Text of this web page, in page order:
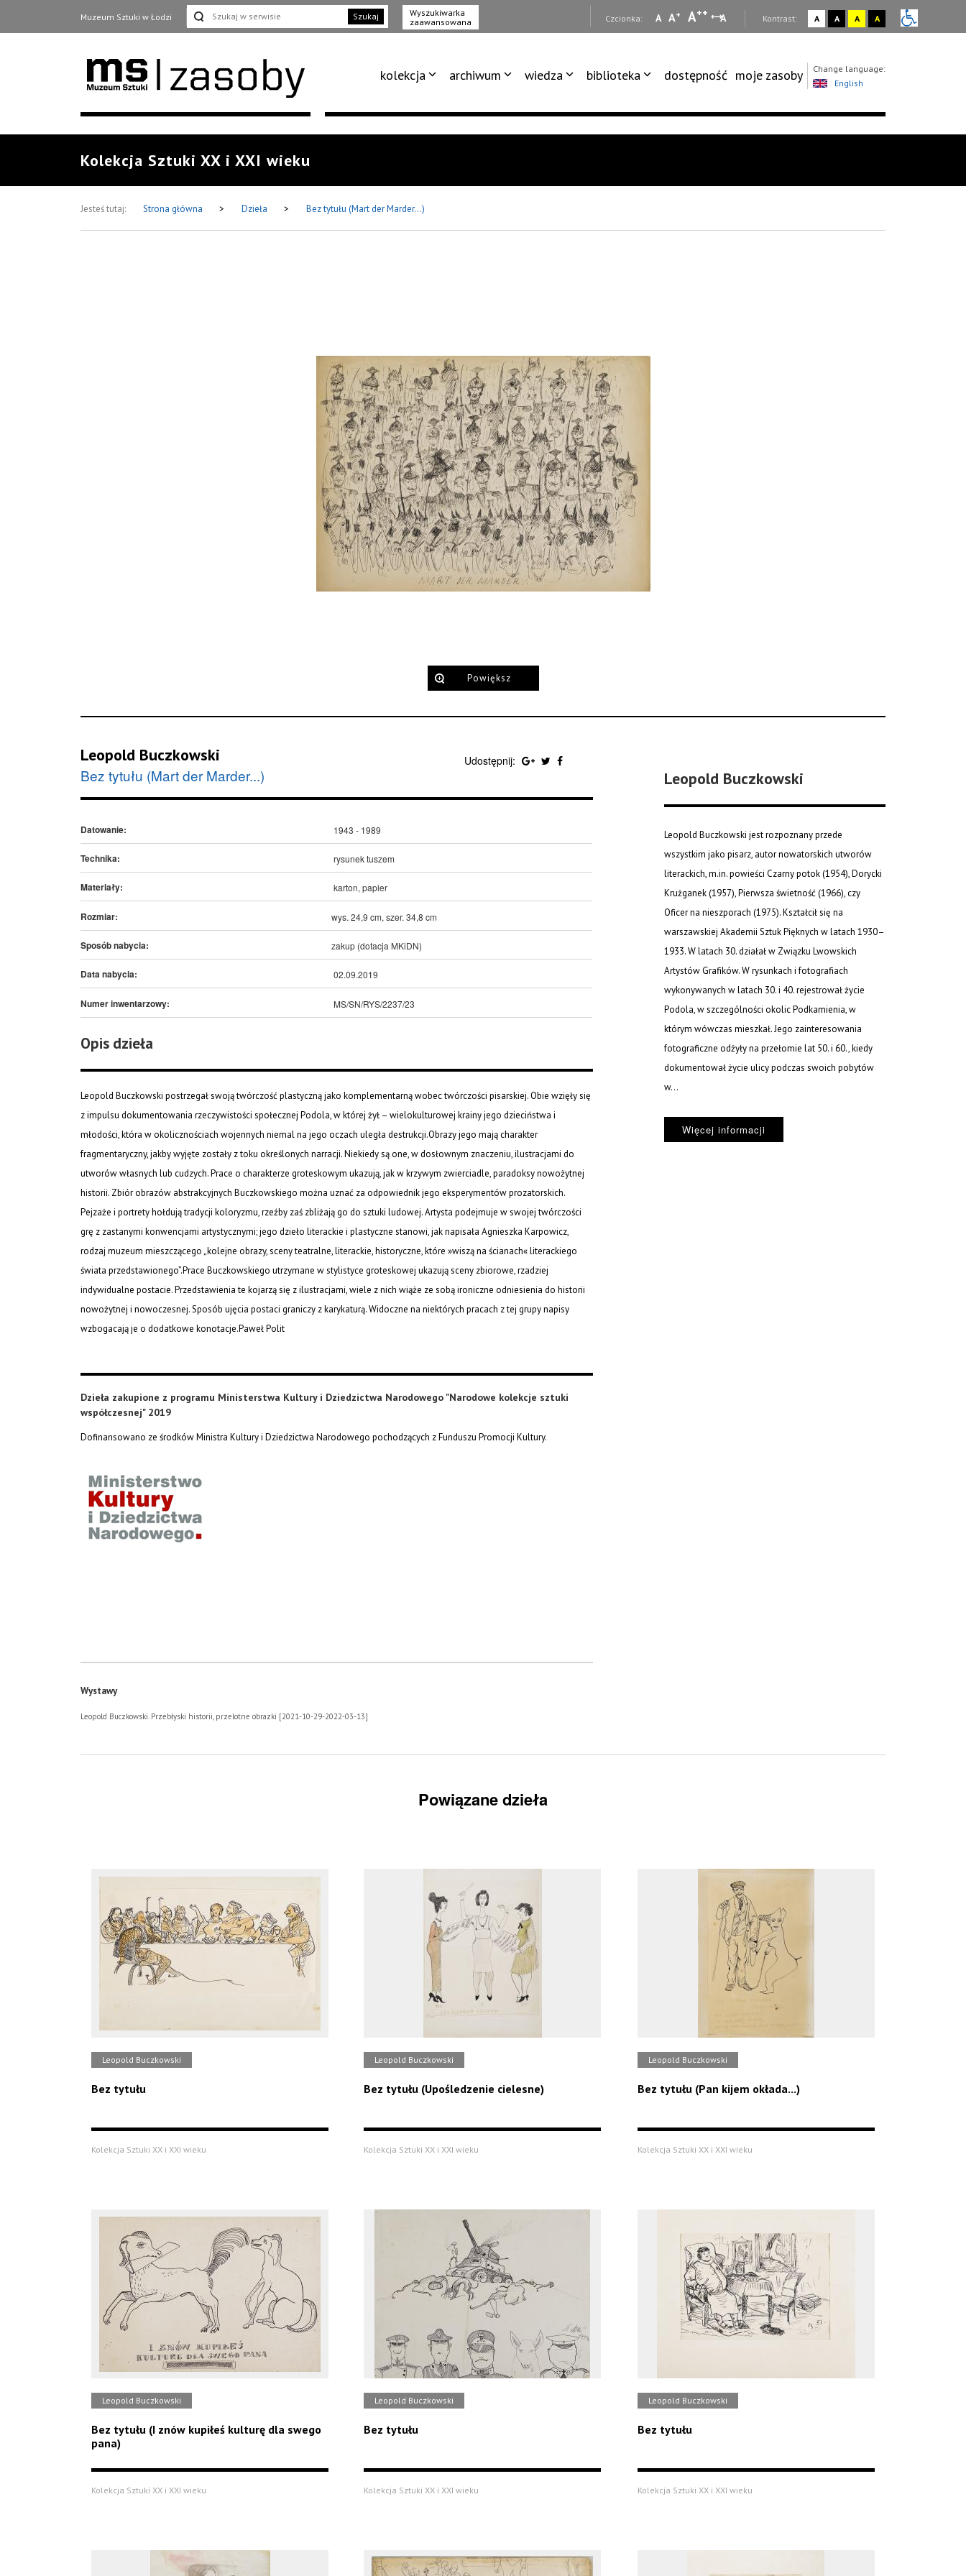
Muzeum Sztuki w Łodzi Szukaj
Wyszukiwarka
zaawansowana
Czcionka: A A+ A++ A Kontrast: A A A A
kolekcja archiwum wiedza biblioteka dostępność moje zasoby
Change language:
English
Kolekcja Sztuki XX i XXI wieku
Jesteś tutaj: Strona główna > Dzieła > Bez tytułu (Mart der Marder...)
Powiększ
Leopold Buczkowski
Bez tytułu (Mart der Marder...)
Udostępnij:
Datowanie: 1943 - 1989
Technika: rysunek tuszem
Materiały: karton, papier
Rozmiar: wys. 24,9 cm, szer. 34,8 cm
Sposób nabycia: zakup (dotacja MKiDN)
Data nabycia: 02.09.2019
Numer inwentarzowy: MS/SN/RYS/2237/23
Opis dzieła
Leopold Buczkowski postrzegał swoją twórczość plastyczną jako komplementarną wobec twórczości pisarskiej. Obie wzięły się
z impulsu dokumentowania rzeczywistości społecznej Podola, w której żył – wielokulturowej krainy jego dzieciństwa i
młodości, która w okolicznościach wojennych niemal na jego oczach uległa destrukcji.Obrazy jego mają charakter
fragmentaryczny, jakby wyjęte zostały z toku określonych narracji. Niekiedy są one, w dosłownym znaczeniu, ilustracjami do
utworów własnych lub cudzych. Prace o charakterze groteskowym ukazują, jak w krzywym zwierciadle, paradoksy nowożytnej
historii. Zbiór obrazów abstrakcyjnych Buczkowskiego można uznać za odpowiednik jego eksperymentów prozatorskich.
Pejzaże i portrety hołdują tradycji koloryzmu, rzeźby zaś zbliżają go do sztuki ludowej. Artysta podejmuje w swojej twórczości
grę z zastanymi konwencjami artystycznymi; jego dzieło literackie i plastyczne stanowi, jak napisała Agnieszka Karpowicz,
rodzaj muzeum mieszczącego „kolejne obrazy, sceny teatralne, literackie, historyczne, które »wiszą na ścianach« literackiego
świata przedstawionego”.Prace Buczkowskiego utrzymane w stylistyce groteskowej ukazują sceny zbiorowe, rzadziej
indywidualne postacie. Przedstawienia te kojarzą się z ilustracjami, wiele z nich wiąże ze sobą ironiczne odniesienia do historii
nowożytnej i nowoczesnej. Sposób ujęcia postaci graniczy z karykaturą. Widoczne na niektórych pracach z tej grupy napisy
wzbogacają je o dodatkowe konotacje.Paweł Polit
Dzieła zakupione z programu Ministerstwa Kultury i Dziedzictwa Narodowego "Narodowe kolekcje sztuki
współczesnej" 2019
Dofinansowano ze środków Ministra Kultury i Dziedzictwa Narodowego pochodzących z Funduszu Promocji Kultury.
Wystawy
Leopold Buczkowski. Przebłyski historii, przelotne obrazki [2021-10-29-2022-03-13]
Leopold Buczkowski
Leopold Buczkowski jest rozpoznany przede
wszystkim jako pisarz, autor nowatorskich utworów
literackich, m.in. powieści Czarny potok (1954), Dorycki
Krużganek (1957), Pierwsza świetność (1966), czy
Oficer na nieszporach (1975). Kształcił się na
warszawskiej Akademii Sztuk Pięknych w latach 1930–
1933. W latach 30. działał w Związku Lwowskich
Artystów Grafików. W rysunkach i fotografiach
wykonywanych w latach 30. i 40. rejestrował życie
Podola, w szczególności okolic Podkamienia, w
którym wówczas mieszkał. Jego zainteresowania
fotograficzne odżyły na przełomie lat 50. i 60., kiedy
dokumentował życie ulicy podczas swoich pobytów
w...
Więcej informacji
Powiązane dzieła
Leopold Buczkowski
Bez tytułu
Kolekcja Sztuki XX i XXI wieku
Leopold Buczkowski
Bez tytułu (Upośledzenie cielesne)
Kolekcja Sztuki XX i XXI wieku
Leopold Buczkowski
Bez tytułu (Pan kijem okłada...)
Kolekcja Sztuki XX i XXI wieku
Leopold Buczkowski
Bez tytułu (I znów kupiłeś kulturę dla swego
pana)
Kolekcja Sztuki XX i XXI wieku
Leopold Buczkowski
Bez tytułu
Kolekcja Sztuki XX i XXI wieku
Leopold Buczkowski
Bez tytułu
Kolekcja Sztuki XX i XXI wieku